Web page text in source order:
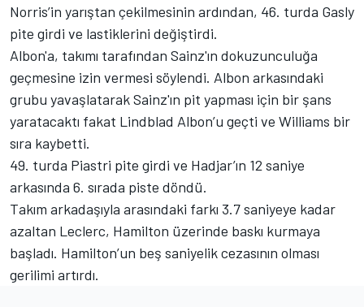
Norris’in yarıştan çekilmesinin ardından, 46. turda Gasly
pite girdi ve lastiklerini değiştirdi.
Albon'a, takımı tarafından Sainz'ın dokuzunculuğa
geçmesine izin vermesi söylendi. Albon arkasındaki
grubu yavaşlatarak Sainz'ın pit yapması için bir şans
yaratacaktı fakat Lindblad Albon’u geçti ve Williams bir
sıra kaybetti.
49. turda Piastri pite girdi ve Hadjar’ın 12 saniye
arkasında 6. sırada piste döndü.
Takım arkadaşıyla arasındaki farkı 3.7 saniyeye kadar
azaltan Leclerc, Hamilton üzerinde baskı kurmaya
başladı. Hamilton’un beş saniyelik cezasının olması
gerilimi artırdı.